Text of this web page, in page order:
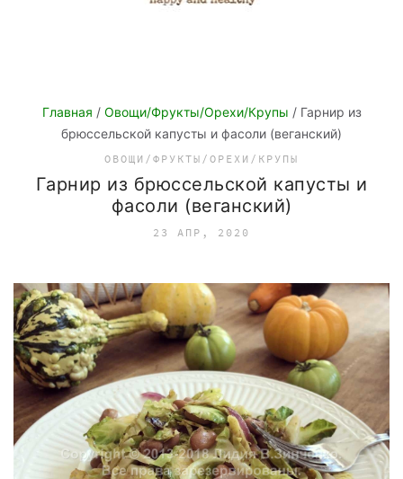
Главная / Овощи/Фрукты/Орехи/Крупы / Гарнир из
брюссельской капусты и фасоли (веганский)
ОВОЩИ/ФРУКТЫ/ОРЕХИ/КРУПЫ
Гарнир из брюссельской капусты и
фасоли (веганский)
23 АПР, 2020